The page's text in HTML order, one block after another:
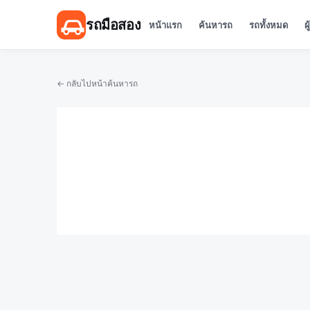
รถมือสอง หน้าแรก ค้นหารถ รถทั้งหมด
← กลับไปหน้าค้นหารถ